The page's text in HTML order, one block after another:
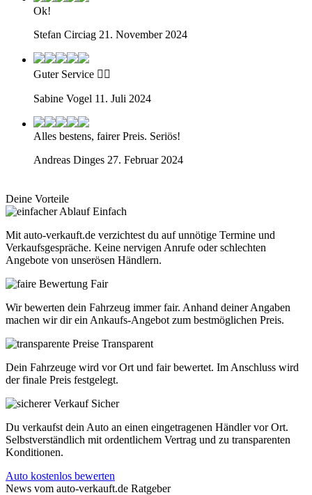
Ok!
Stefan Circiag 21. November 2024
Guter Service 👍🏼
Sabine Vogel 11. Juli 2024
Alles bestens, fairer Preis. Seriös!
Andreas Dinges 27. Februar 2024
Deine Vorteile
Einfach
Mit auto-verkauft.de verzichtest du auf unnötige Termine und
Verkaufsgespräche. Keine nervigen Anrufe oder schlechten
Angebote von unserösen Händlern.
Fair
Wir bewerten dein Fahrzeug immer fair. Anhand deiner Angaben
machen wir dir ein Ankaufs-Angebot zum bestmöglichen Preis.
Transparent
Dein Fahrzeuge wird vor Ort und fair bewertet. Im Anschluss wird
der finale Preis festgelegt.
Sicher
Du verkaufst dein Auto an einen eingetragenen Händler vor Ort.
Selbstverständlich mit ordentlichem Vertrag und zu transparenten
Konditionen.
Auto kostenlos bewerten
News vom auto-verkauft.de Ratgeber